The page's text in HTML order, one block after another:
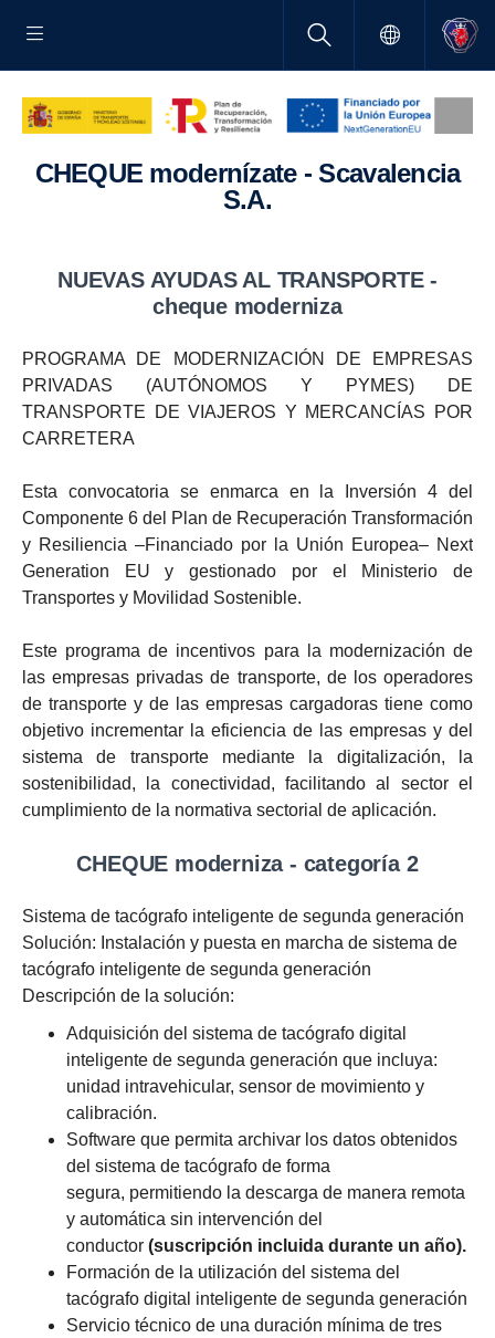
CHEQUE moder­ní­zate - Scava­lencia
S.A.
NUEVAS AYUDAS AL TRANS­PORTE -
cheque moder­niza
PROGRAMA DE MODERNIZACIÓN DE EMPRESAS
PRIVADAS (AUTÓNOMOS Y PYMES) DE
TRANSPORTE DE VIAJEROS Y MERCANCÍAS POR
CARRETERA
Esta convocatoria se enmarca en la Inversión 4 del
Componente 6 del Plan de Recuperación Transformación
y Resiliencia –Financiado por la Unión Europea– Next
Generation EU y gestionado por el Ministerio de
Transportes y Movilidad Sostenible.
Este programa de incentivos para la modernización de
las empresas privadas de transporte, de los operadores
de transporte y de las empresas cargadoras tiene como
objetivo incrementar la eficiencia de las empresas y del
sistema de transporte mediante la digitalización, la
sostenibilidad, la conectividad, facilitando al sector el
cumplimiento de la normativa sectorial de aplicación.
CHEQUE moderniza - categoría 2
Sistema de tacógrafo inteligente de segunda generación
Solución: Instalación y puesta en marcha de sistema de
tacógrafo inteligente de segunda generación
Descripción de la solución:
Adquisición del sistema de tacógrafo digital
inteligente de segunda generación que incluya:
unidad intravehicular, sensor de movimiento y
calibración.
Software que permita archivar los datos obtenidos
del sistema de tacógrafo de forma
segura, permitiendo la descarga de manera remota
y automática sin intervención del
conductor (suscripción incluida durante un año).
Formación de la utilización del sistema del
tacógrafo digital inteligente de segunda generación
Servicio técnico de una duración mínima de tres